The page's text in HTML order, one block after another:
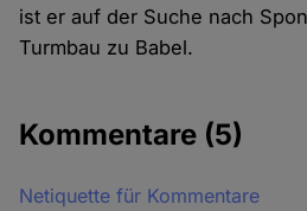
ist er auf der Suche nach
Turmbau zu Babel.
Kommentare (5)
Netiquette für Kommentare